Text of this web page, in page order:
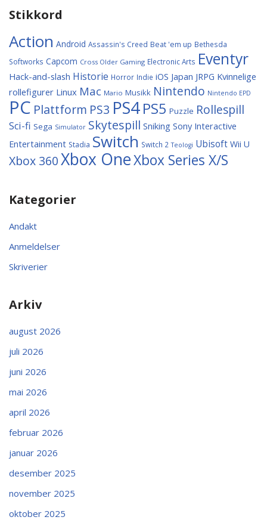
Stikkord
Action Android Assassin's Creed Beat 'em up Bethesda
Softworks Capcom Cross Older Gaming Electronic Arts Eventyr
Hack-and-slash Historie Horror Indie iOS Japan JRPG Kvinnelige
rollefigurer Linux Mac Mario Musikk Nintendo Nintendo EPD
PC Plattform PS3 PS4PS5 Puzzle Rollespill
Sci-fi Sega Simulator Skytespill Sniking Sony Interactive
Entertainment Stadia Switch Switch 2 Teologi Ubisoft Wii U
Xbox 360Xbox OneXbox Series X/S
Kategorier
Andakt
Anmeldelser
Skriverier
Arkiv
august 2026
juli 2026
juni 2026
mai 2026
april 2026
februar 2026
januar 2026
desember 2025
november 2025
oktober 2025